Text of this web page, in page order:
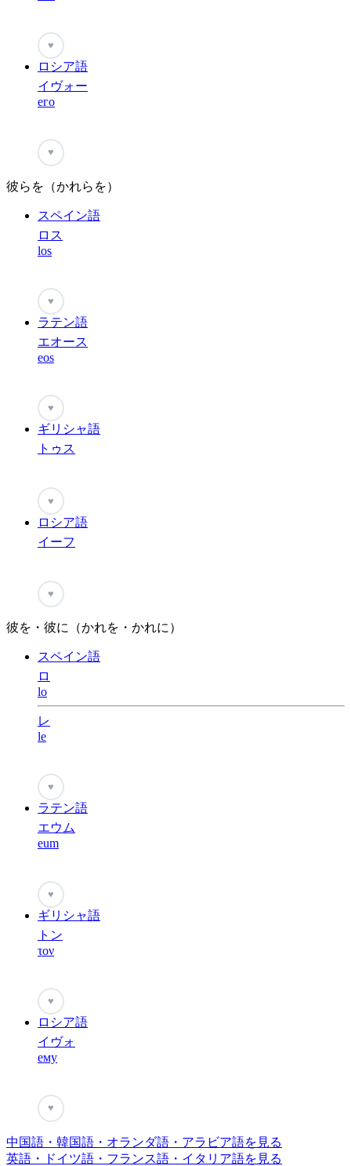
♥
ロシア語
イヴォー
его
♥
彼らを（かれらを）
スペイン語
ロス
los
♥
ラテン語
エオース
eos
♥
ギリシャ語
トゥス
♥
ロシア語
イーフ
♥
彼を・彼に（かれを・かれに）
スペイン語
ロ
lo
レ
le
♥
ラテン語
エウム
eum
♥
ギリシャ語
トン
τον
♥
ロシア語
イヴォ
ему
♥
中国語・韓国語・オランダ語・アラビア語を見る
英語・ドイツ語・フランス語・イタリア語を見る